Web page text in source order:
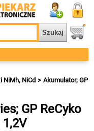
NiMh, NiCd
Akumulator; GP
GP ReCyko